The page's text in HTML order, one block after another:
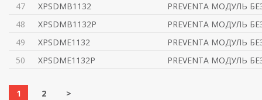
47
XPSDMB1132
PREVENTA МОДУЛЬ
48
XPSDMB1132P
PREVENTA МОДУЛЬ
49
XPSDME1132
PREVENTA МОДУЛЬ
50
XPSDME1132P PREVENTA МОДУЛЬ
1 2 >